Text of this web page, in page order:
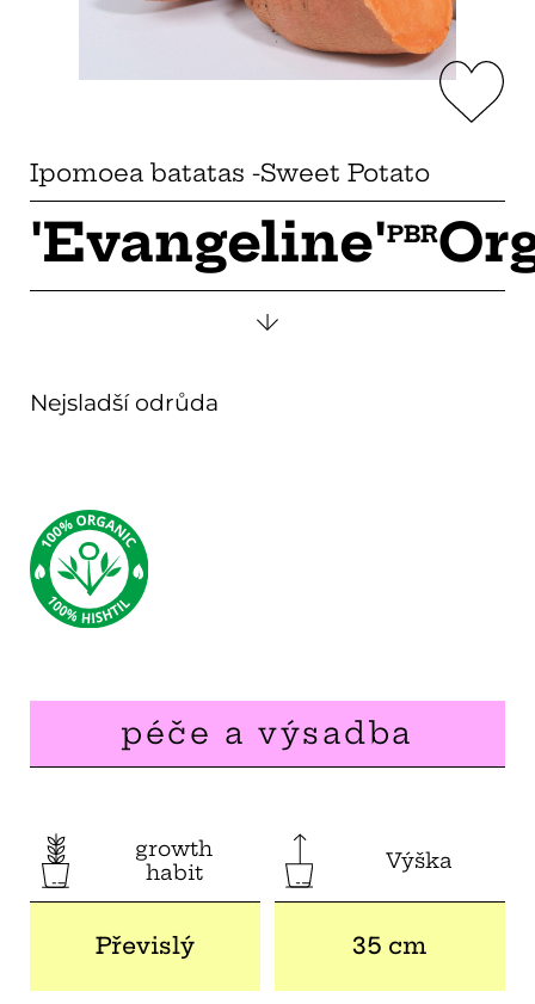
Ipomoea batatas -Sweet Potato
'Evangeline'PBR
Nejsladší odrůda
péče a výsadba
growth
habit
Převislý
Výška
35 cm